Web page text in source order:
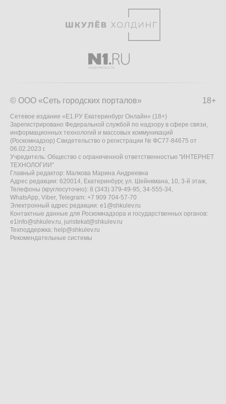
18+
© ООО «Сеть городских порталов»
Сетевое издание «Е1.РУ Екатеринбург Онлайн» (18+)
Зарегистрировано Федеральной службой по надзору в сфере связи,
информационных технологий и массовых коммуникаций
(Роскомнадзор) Свидетельство о регистрации № ФС77-84675 от
06.02.2023 г.
Учредитель: Общество с ограниченной ответственностью "ИНТЕРНЕТ
ТЕХНОЛОГИИ"
Главный редактор: Малкова Марина Андреевна
Адрес редакции: 620014, Екатеринбург, ул. Шейнкмана, 10, 3-й этаж,
Телефоны (круглосуточно): 8 (343) 379-49-95, 34-555-34,
WhatsApp, Viber, Telegram: +7 909 704-57-70
Электронный адрес редакции: e1@shkulev.ru
Контактные данные для Роскомнадзора и государственных органов:
e1info@shkulev.ru juristekat@shkulev.ru
Техподдержка: help@shkulev.ru
Рекомендательные системы